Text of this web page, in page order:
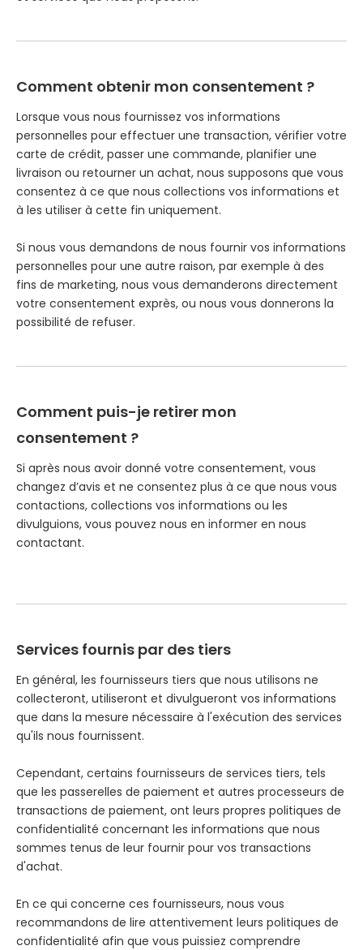
Comment obtenir mon consentement ?
Lorsque vous nous fournissez vos informations
personnelles pour effectuer une transaction, vérifier votre
carte de crédit, passer une commande, planifier une
livraison ou retourner un achat, nous supposons que vous
consentez à ce que nous collections vos informations et
à les utiliser à cette fin uniquement.
Si nous vous demandons de nous fournir vos informations
personnelles pour une autre raison, par exemple à des
fins de marketing, nous vous demanderons directement
votre consentement exprès, ou nous vous donnerons la
possibilité de refuser.
Comment puis-je retirer mon
consentement ?
Si après nous avoir donné votre consentement, vous
changez d’avis et ne consentez plus à ce que nous vous
contactions, collections vos informations ou les
divulguions, vous pouvez nous en informer en nous
contactant.
Services fournis par des tiers
En général, les fournisseurs tiers que nous utilisons ne
collecteront, utiliseront et divulgueront vos informations
que dans la mesure nécessaire à l'exécution des services
qu'ils nous fournissent.
Cependant, certains fournisseurs de services tiers, tels
que les passerelles de paiement et autres processeurs de
transactions de paiement, ont leurs propres politiques de
confidentialité concernant les informations que nous
sommes tenus de leur fournir pour vos transactions
d'achat.
En ce qui concerne ces fournisseurs, nous vous
recommandons de lire attentivement leurs politiques de
confidentialité afin que vous puissiez comprendre